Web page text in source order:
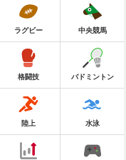
ラグビー 中央競馬
格闘技 バドミントン
陸上 水泳